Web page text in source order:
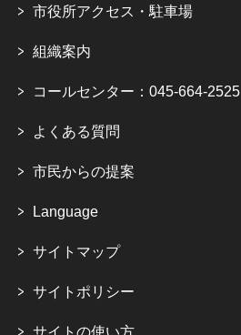
市役所アクセス・駐車場
組織案内
コールセンター：045-664-2525
よくある質問
市民からの提案
Language
サイトマップ
サイトポリシー